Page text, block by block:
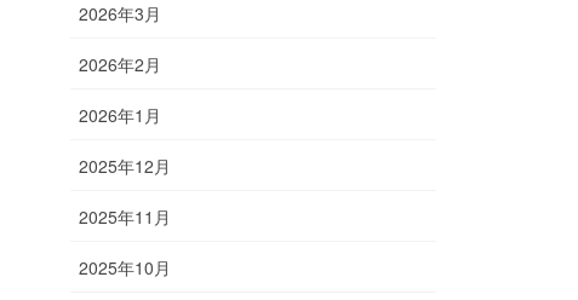
2026年3月
2026年2月
2026年1月
2025年12月
2025年11月
2025年10月